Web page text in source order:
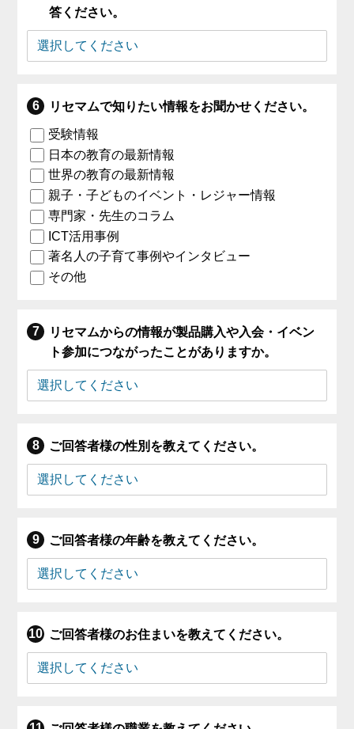
答ください。
リセマムで知りたい情報をお聞かせください。
受験情報
日本の教育の最新情報
世界の教育の最新情報
親子・子どものイベント・レジャー情報
専門家・先生のコラム
ICT活用事例
著名人の子育て事例やインタビュー
その他
リセマムからの情報が製品購入や入会・イベン
ト参加につながったことがありますか。
ご回答者様の性別を教えてください。
ご回答者様の年齢を教えてください。
ご回答者様のお住まいを教えてください。